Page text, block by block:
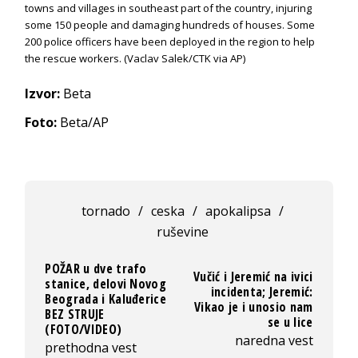
towns and villages in southeast part of the country, injuring
some 150 people and damaging hundreds of houses. Some
200 police officers have been deployed in the region to help
the rescue workers. (Vaclav Salek/CTK via AP)
Izvor: Beta
Foto: Beta/AP
tornado / ceska / apokalipsa /
ruševine
POŽAR u dve trafo
stanice, delovi Novog
Beograda i Kaluđerice
BEZ STRUJE
(FOTO/VIDEO)
prethodna vest
Vučić i Jeremić na ivici
incidenta; Jeremić:
Vikao je i unosio nam
se u lice
naredna vest